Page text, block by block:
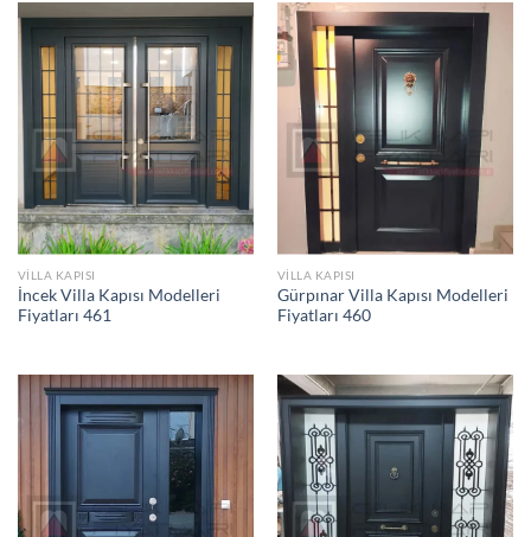
VILLA KAPISI
İncek Villa Kapısı Modelleri
Fiyatları 461
VILLA KAPISI
Gürpınar Villa Kapısı Modelleri
Fiyatları 460